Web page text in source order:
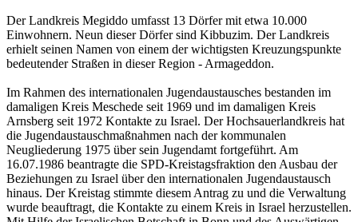
Der Landkreis Megiddo umfasst 13 Dörfer mit etwa 10.000
Einwohnern. Neun dieser Dörfer sind Kibbuzim. Der Landkreis
erhielt seinen Namen von einem der wichtigsten Kreuzungspunkte
bedeutender Straßen in dieser Region - Armageddon.
Im Rahmen des internationalen Jugendaustausches bestanden im
damaligen Kreis Meschede seit 1969 und im damaligen Kreis
Arnsberg seit 1972 Kontakte zu Israel. Der Hochsauerlandkreis hat
die Jugendaustauschmaßnahmen nach der kommunalen
Neugliederung 1975 über sein Jugendamt fortgeführt. Am
16.07.1986 beantragte die SPD-Kreistagsfraktion den Ausbau der
Beziehungen zu Israel über den internationalen Jugendaustausch
hinaus. Der Kreistag stimmte diesem Antrag zu und die Verwaltung
wurde beauftragt, die Kontakte zu einem Kreis in Israel herzustellen.